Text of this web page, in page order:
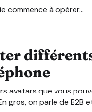
commence à opérer…
avatars que vous
gros, on parle de B2B